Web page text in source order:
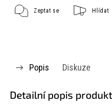
Zeptat se Hlídat
Popis Diskuze
Detailní popis